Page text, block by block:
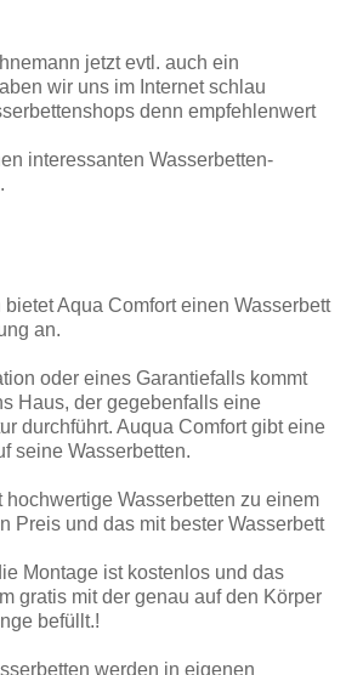
jetzt evtl. auch ein
wir uns im Internet schlau
denn empfehlenwert
interessanten Wasserbetten-
Aqua Comfort einen Wasserbett
an.
oder eines Garantiefalls kommt
Haus, der gegebenfalls eine
durchführt. Auqua Comfort gibt eine
seine Wasserbetten.
hochwertige Wasserbetten zu einem
Preis und das mit bester Wasserbett
Montage ist kostenlos und das
gratis mit der genau auf den Körper
befüllt.!
werden in eigenen